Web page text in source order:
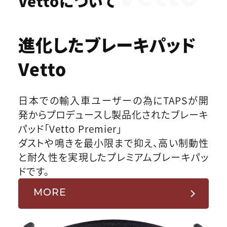
進化したブレーキパッド
Vetto
日本での輸入車ユーザーの為にTAPSが開
発からプロデュースし製品化されたブレーキ
パッド「Vetto Premier」
ダストや鳴きを最小限まで抑え、高い制動性
と耐久性を実現したプレミアムブレーキパッ
ドです。
MORE